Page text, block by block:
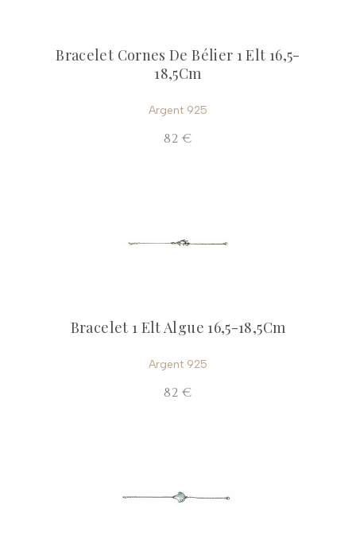
Bracelet Cornes De Bélier 1 Elt 16,5-
18,5Cm
Argent 925
82 €
Bracelet 1 Elt Algue 16,5-18,5Cm
Argent 925
82 €